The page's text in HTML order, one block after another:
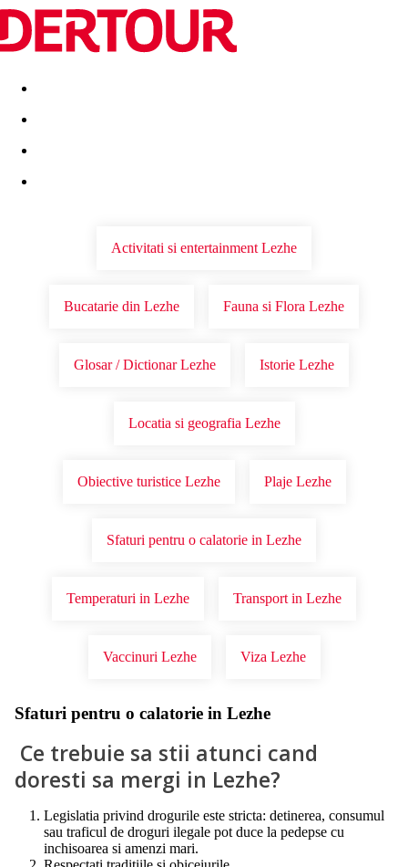
Destinatii Vacanta perfecta OFERTE DE NERATAT
Activitati si entertainment Lezhe
Bucatarie din Lezhe Fauna si Flora Lezhe
Glosar / Dictionar Lezhe Istorie Lezhe
Locatia si geografia Lezhe
Obiective turistice Lezhe Plaje Lezhe
Sfaturi pentru o calatorie in Lezhe
Temperaturi in Lezhe Transport in Lezhe
Vaccinuri Lezhe Viza Lezhe
Sfaturi pentru o calatorie in Lezhe
Ce trebuie sa stii atunci cand
doresti sa mergi in Lezhe?
Legislatia privind drogurile este stricta: detinerea, consumul
sau traficul de droguri ilegale pot duce la pedepse cu
inchisoarea si amenzi mari.